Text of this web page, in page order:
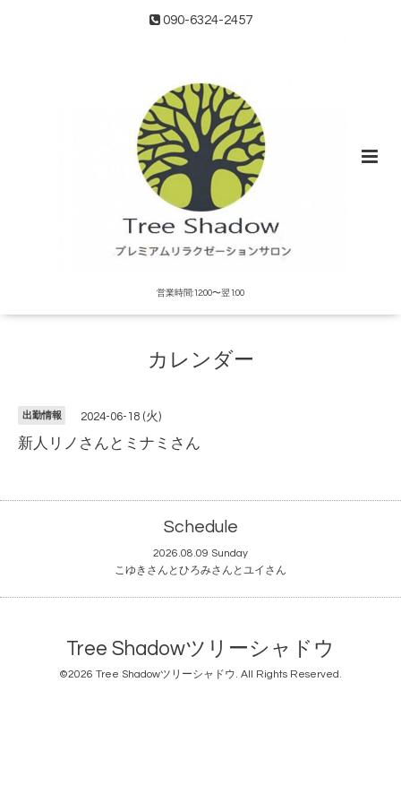
090-6324-2457
営業時間:12:00〜翌1:00
カレンダー
出勤情報 2024-06-18 (火)
新人リノさんとミナミさん
Schedule
2026.08.09 Sunday
こゆきさんとひろみさんとユイさん
Tree Shadowツリーシャドウ
©2026 Tree Shadowツリーシャドウ. All Rights Reserved.